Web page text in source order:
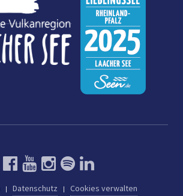
Datenschutz Cookies verwalten